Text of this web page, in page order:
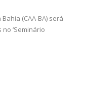
(CAA-BA) será
‘Seminário